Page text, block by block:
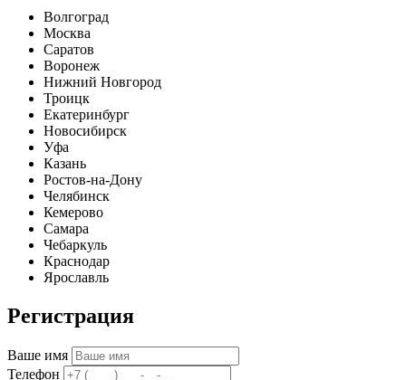
Волгоград
Москва
Саратов
Воронеж
Нижний Новгород
Троицк
Екатеринбург
Новосибирск
Уфа
Казань
Ростов-на-Дону
Челябинск
Кемерово
Самара
Чебаркуль
Краснодар
Ярославль
Регистрация
Ваше имя
Телефон